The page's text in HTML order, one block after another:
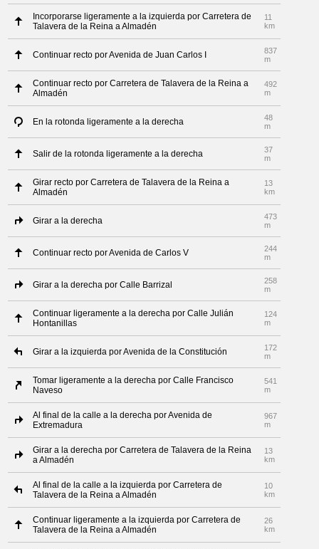
Incorporarse ligeramente a la izquierda por Carretera de
Talavera de la Reina a Almadén
11
km
Continuar recto por Avenida de Juan Carlos I
837
m
Continuar recto por Carretera de Talavera de la Reina a
Almadén
492
m
En la rotonda ligeramente a la derecha
48
m
Salir de la rotonda ligeramente a la derecha
37
m
Girar recto por Carretera de Talavera de la Reina a
Almadén
13
km
Girar a la derecha
473
m
Continuar recto por Avenida de Carlos V
244
m
Girar a la derecha por Calle Barrizal
258
m
Continuar ligeramente a la derecha por Calle Julián
Hontanillas
124
m
Girar a la izquierda por Avenida de la Constitución
172
m
Tomar ligeramente a la derecha por Calle Francisco
Naveso
541
m
Al final de la calle a la derecha por Avenida de
Extremadura
967
m
Girar a la derecha por Carretera de Talavera de la Reina
a Almadén
13
km
Al final de la calle a la izquierda por Carretera de
Talavera de la Reina a Almadén
10
km
Continuar ligeramente a la izquierda por Carretera de
Talavera de la Reina a Almadén
26
km